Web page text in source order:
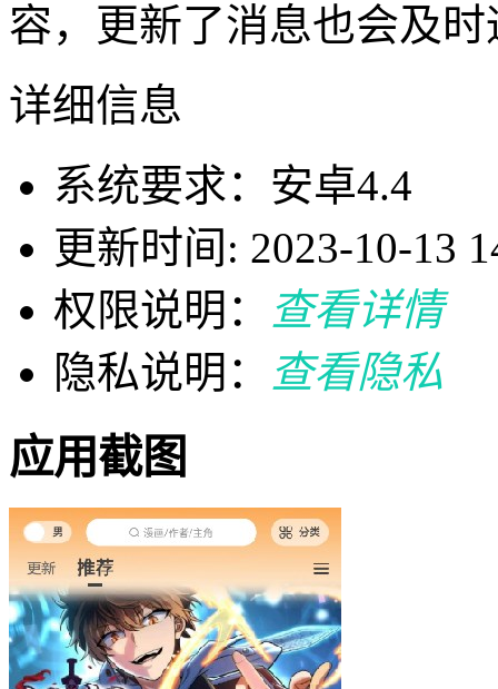
容，更新了消息也会及
详细信息
系统要求：安卓4.4
更新时间: 2023-10-13
权限说明：
查看详情
隐私说明：
查看隐私
应用截图